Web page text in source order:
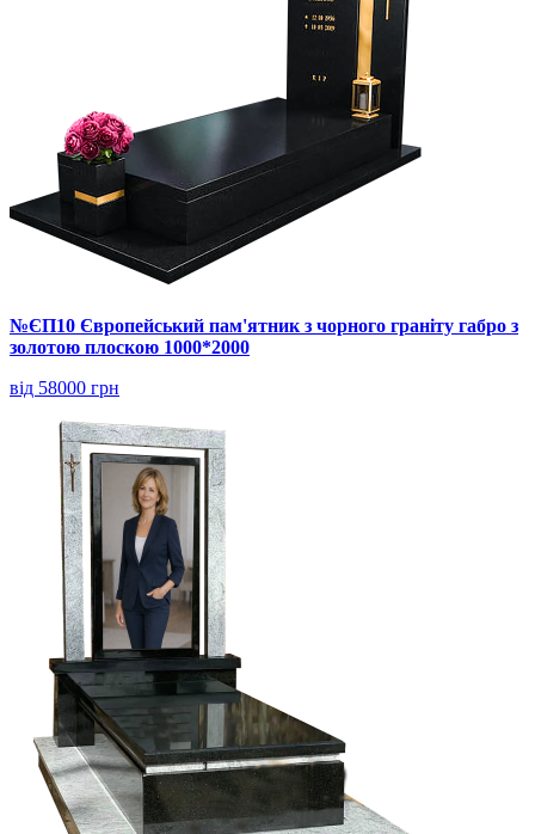
№ЄП10 Європейський пам'ятник з чорного граніту габро з
золотою плоскою 1000*2000
від 58000 грн